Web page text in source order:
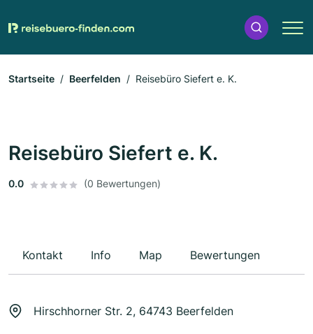
Startseite Beerfelden Reisebüro Siefert e. K.
Reisebüro Siefert e. K.
0.0 (0 Bewertungen)
Kontakt Info Map Bewertungen
Hirschhorner Str. 2, 64743 Beerfelden